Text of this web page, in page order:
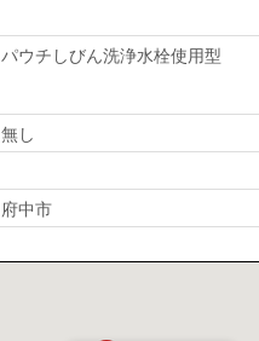
パウチしびん洗浄水栓使用型
無し
府中市